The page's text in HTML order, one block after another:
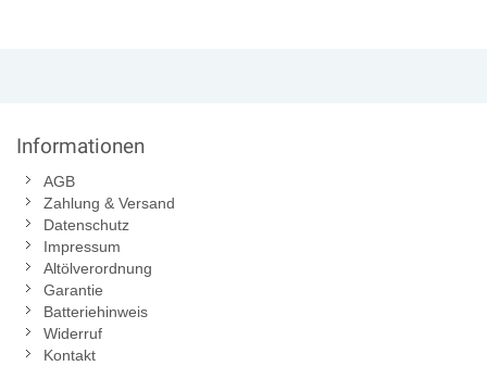
Informationen
AGB
Zahlung & Versand
Datenschutz
Impressum
Altölverordnung
Garantie
Batteriehinweis
Widerruf
Kontakt